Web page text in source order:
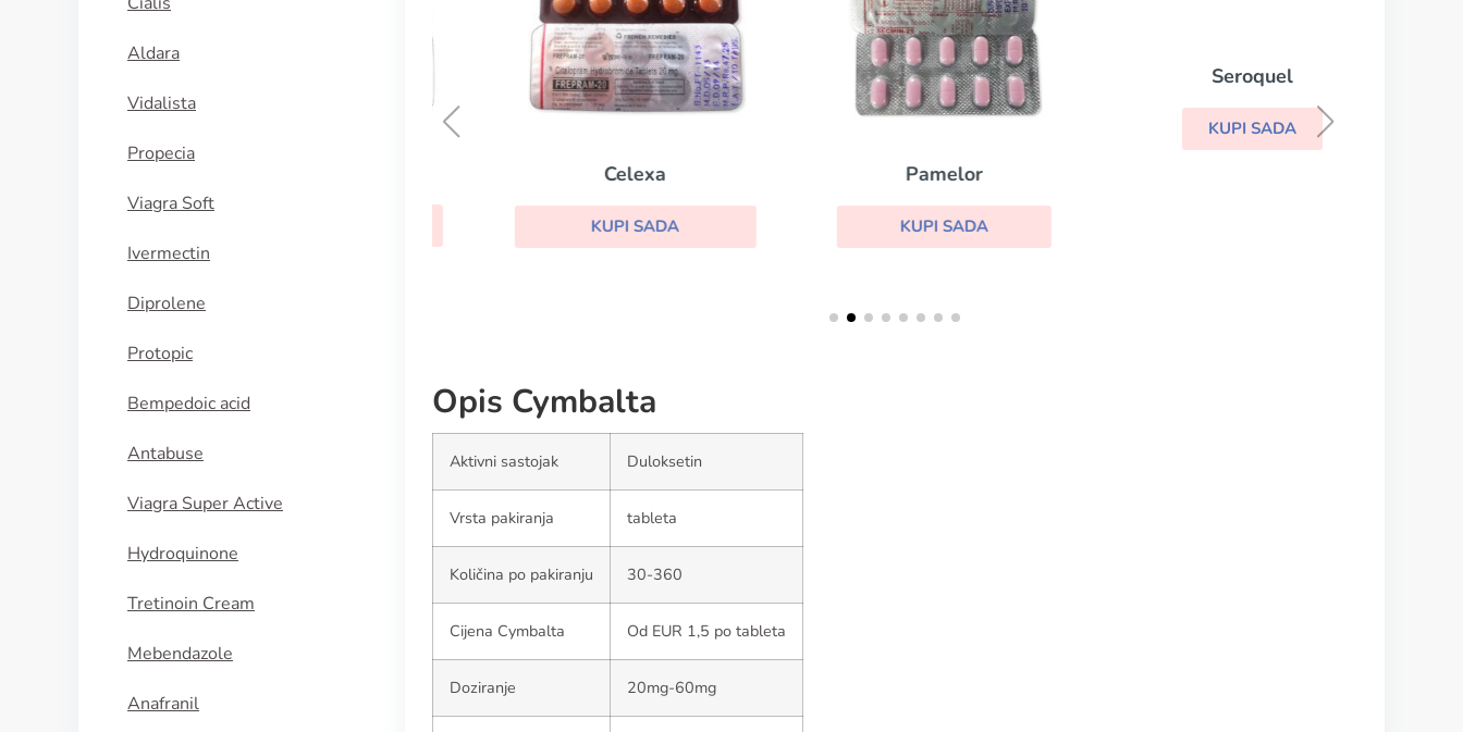
Aldara
Vidalista
Propecia
Viagra Soft
Ivermectin
Diprolene
Protopic
Bempedoic acid
Antabuse
Viagra Super Active
Hydroquinone
Tretinoin Cream
Mebendazole
Anafranil
Celexa
KUPI SADA
Pamelor
KUPI SADA
Opis Cymbalta
Aktivni sastojak Duloksetin
Vrsta pakiranja tableta
Količina po pakiranju 30-360
Cijena Cymbalta Od EUR 1,5 po tableta
Doziranje 20mg-60mg